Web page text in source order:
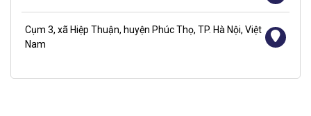
Cụm 3, xã Hiệp Thuận, huyện Phúc Thọ, TP. Hà Nội, Việt
Nam